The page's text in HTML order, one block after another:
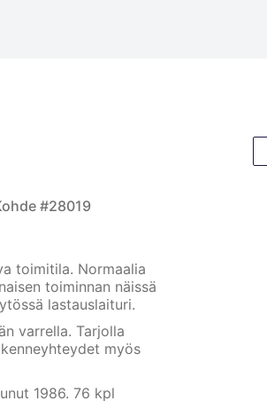
#28019
toimitila. Normaalia
toiminnan näissä
lastauslaituri.
varrella. Tarjolla
myös
1986. 76 kpl